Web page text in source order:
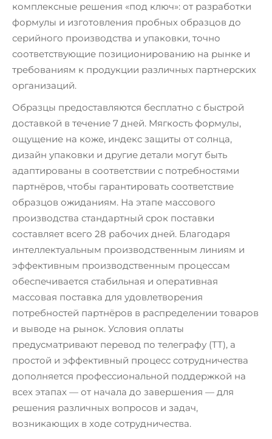
комплексные решения «под ключ»: от разработки
формулы и изготовления пробных образцов до
серийного производства и упаковки, точно
соответствующие позиционированию на рынке и
требованиям к продукции различных партнерских
организаций.
Образцы предоставляются бесплатно с быстрой
доставкой в течение 7 дней. Мягкость формулы,
ощущение на коже, индекс защиты от солнца,
дизайн упаковки и другие детали могут быть
адаптированы в соответствии с потребностями
партнёров, чтобы гарантировать соответствие
образцов ожиданиям. На этапе массового
производства стандартный срок поставки
составляет всего 28 рабочих дней. Благодаря
интеллектуальным производственным линиям и
эффективным производственным процессам
обеспечивается стабильная и оперативная
массовая поставка для удовлетворения
потребностей партнёров в распределении товаров
и выводе на рынок. Условия оплаты
предусматривают перевод по телеграфу (TT), а
простой и эффективный процесс сотрудничества
дополняется профессиональной поддержкой на
всех этапах — от начала до завершения — для
решения различных вопросов и задач,
возникающих в ходе сотрудничества.